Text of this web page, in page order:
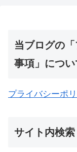
当ブログの
事項」につい
プライバシーポ
サイト内検索